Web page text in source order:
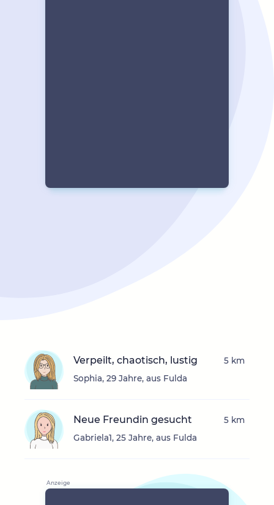
Verpeilt, chaotisch, lustig
Sophia, 29 Jahre, aus Fulda
5 km
Neue Freundin gesucht
Gabriela1, 25 Jahre, aus Fulda
5 km